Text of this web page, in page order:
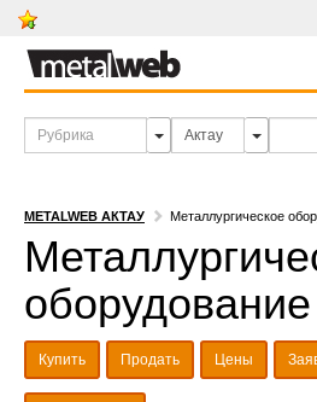
METALWEB АКТАУ Металлургическое
Купить Продать Цены